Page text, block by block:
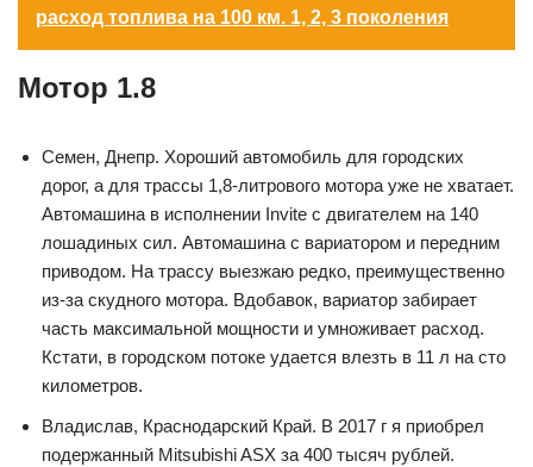
расход топлива на 100 км. 1, 2, 3 поколения
Мотор 1.8
Семен, Днепр. Хороший автомобиль для городских
дорог, а для трассы 1,8-литрового мотора уже не хватает.
Автомашина в исполнении Invite с двигателем на 140
лошадиных сил. Автомашина с вариатором и передним
приводом. На трассу выезжаю редко, преимущественно
из-за скудного мотора. Вдобавок, вариатор забирает
часть максимальной мощности и умноживает расход.
Кстати, в городском потоке удается влезть в 11 л на сто
километров.
Владислав, Краснодарский Край. В 2017 г я приобрел
подержанный Mitsubishi ASX за 400 тысяч рублей.